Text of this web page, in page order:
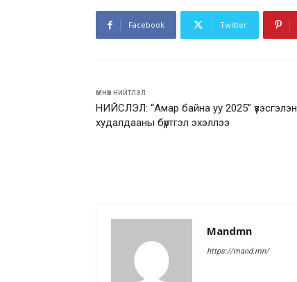
Facebook Twitter
өмнөх нийтлэл
НИЙСЛЭЛ: “Амар байна уу 2025” үзэсгэлэн
худалдааны бүртгэл эхэллээ
Mandmn
https://mand.mn/